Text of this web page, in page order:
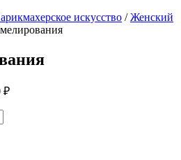
искусство /Женский
₽